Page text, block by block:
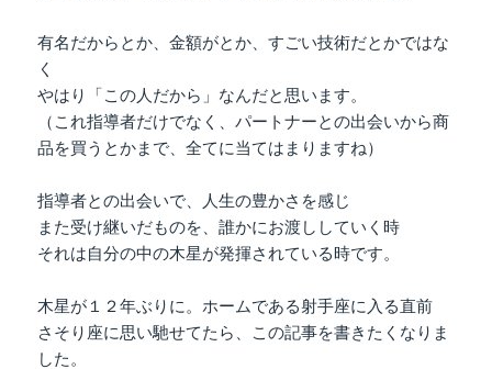
有名だからとか、金額がとか、すごい技術だとかではな
く
やはり「この人だから」なんだと思います。
（これ指導者だけでなく、パートナーとの出会いから商
品を買うとかまで、全てに当てはまりますね）
指導者との出会いで、人生の豊かさを感じ
また受け継いだものを、誰かにお渡ししていく時
それは自分の中の木星が発揮されている時です。
木星が１２年ぶりに。ホームである射手座に入る直前
さそり座に思い馳せてたら、この記事を書きたくなりま
した。